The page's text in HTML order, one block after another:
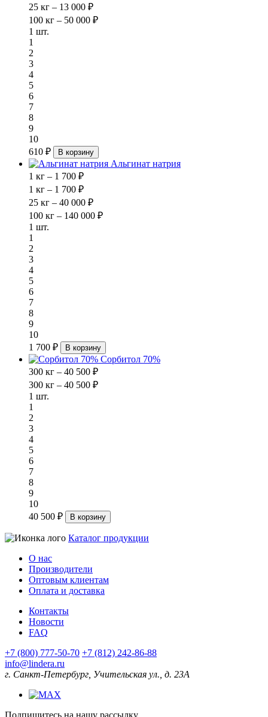
25 кг – 13 000 ₽
100 кг – 50 000 ₽
1 шт.
1
2
3
4
5
6
7
8
9
10
610 ₽
В корзину
Альгинат натрия
1 кг – 1 700 ₽
1 кг – 1 700 ₽
25 кг – 40 000 ₽
100 кг – 140 000 ₽
1 шт.
1
2
3
4
5
6
7
8
9
10
1 700 ₽
В корзину
Сорбитол 70%
300 кг – 40 500 ₽
300 кг – 40 500 ₽
1 шт.
1
2
3
4
5
6
7
8
9
10
40 500 ₽
В корзину
Каталог продукции
О нас
Производители
Оптовым клиентам
Оплата и доставка
Контакты
Новости
FAQ
+7 (800) 777-50-70 +7 (812) 242-86-88
info@lindera.ru
г. Санкт-Петербург, Учительская ул., д. 23А